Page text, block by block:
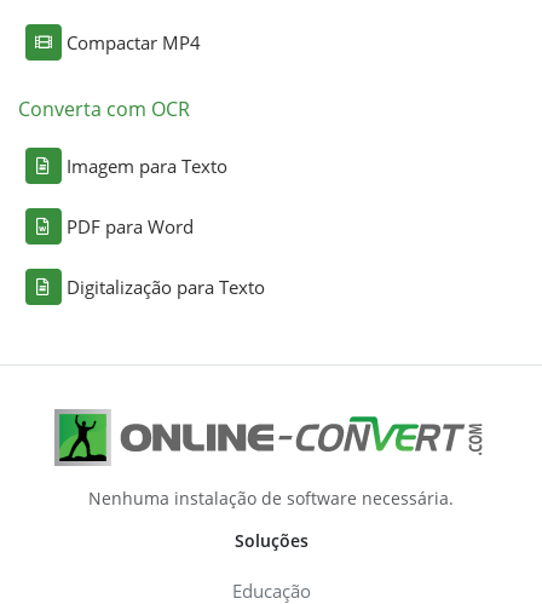
Compactar MP4
Converta com OCR
Imagem para Texto
PDF para Word
Digitalização para Texto
Nenhuma instalação de software necessária.
Soluções
Educação